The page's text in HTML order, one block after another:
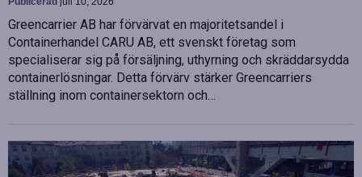
Greencarrier AB har förvärvat en majoritetsandel i
Containerhandel CARU AB, ett svenskt företag som
specialiserar sig på försäljning, uthyrning och skräddarsydda
containerlösningar. Detta förvärv stärker Greencarriers
ställning inom containersektorn och…